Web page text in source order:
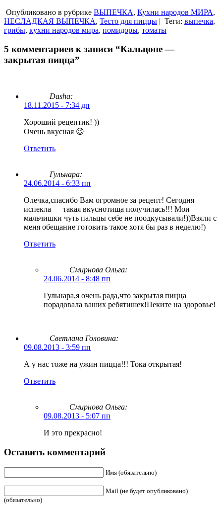
Опубликовано в рубрике ВЫПЕЧКА, Кухни народов МИРА,
НЕСЛАДКАЯ ВЫПЕЧКА, Тесто для пиццы | Теги: выпечка,
грибы, кухни народов мира, помидоры, томаты
5 комментариев к записи “Кальцоне —
закрытая пицца”
Dasha:
18.11.2015 - 7:34 дп
Хороший рецептик! ))
Очень вкусная 😉
Ответить
Гульнара:
24.06.2014 - 6:33 пп
Олечка,спасибо Вам огромное за рецепт! Сегодня
испекла — такая вкуснотища получилась!!! Мои
мальчишки чуть пальцы себе не поодкусывали!))Взяли с
меня обещание готовить такое хотя бы раз в неделю!)
Ответить
Смирнова Ольга:
24.06.2014 - 8:48 пп
Гульнара,я очень рада,что закрытая пицца
порадовала ваших ребятишек!Пеките на здоровье!
Светлана Головина:
09.08.2013 - 3:59 пп
А у нас тоже на ужин пицца!!! Тока открытая!
Ответить
Смирнова Ольга:
09.08.2013 - 5:07 пп
И это прекрасно!
Оставить комментарий
Имя (обязательно)
Mail (не будет опубликовано)
(обязательно)